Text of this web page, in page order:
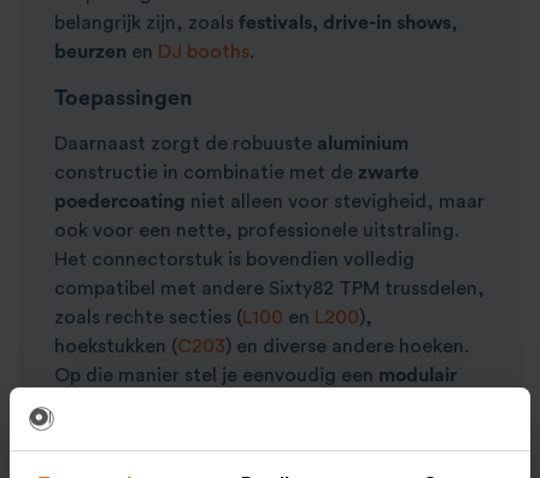
belangrijk zijn, zoals festivals, drive-in shows,
beurzen en DJ booths.
Toepassingen
Daarnaast zorgt de robuuste aluminium
constructie in combinatie met de zwarte
poedercoating niet alleen voor stevigheid, maar
ook voor een nette, professionele uitstraling.
Het connectorstuk is bovendien volledig
compatibel met andere Sixty82 TPM trussdelen,
zoals rechte secties (L100 en L200),
hoekstukken (C203) en diverse andere hoeken.
Op die manier stel je eenvoudig een modulair